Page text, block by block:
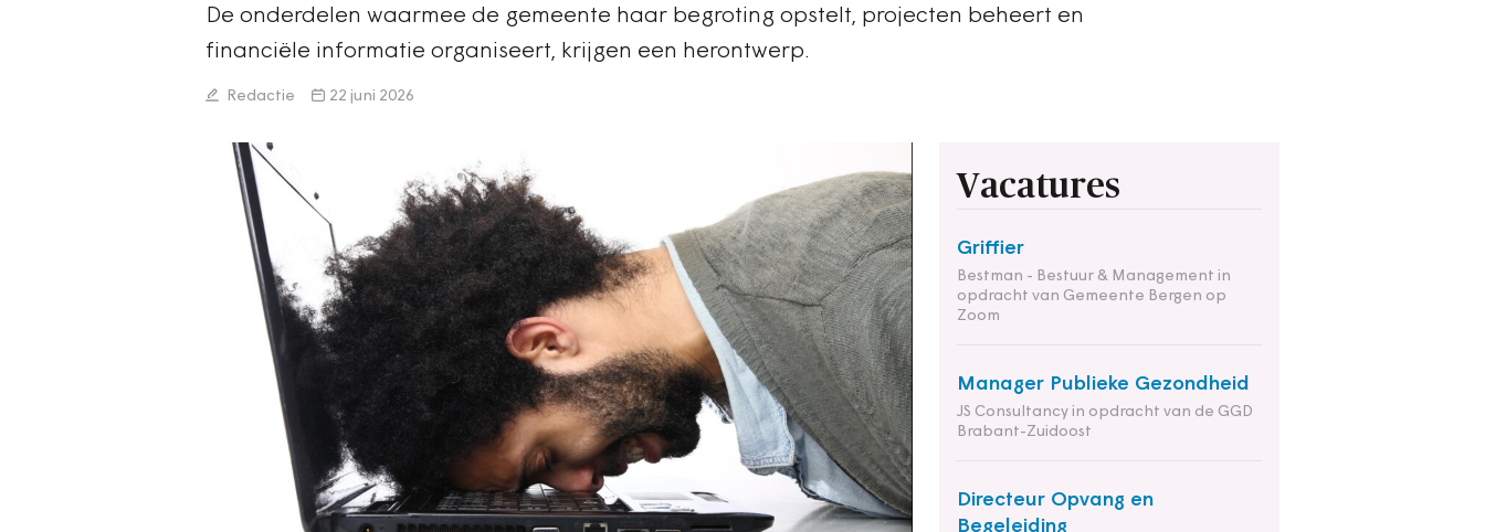
De onderdelen waarmee de gemeente haar begroting opstelt, projecten beheert en
financiële informatie organiseert, krijgen een herontwerp.
Redactie 22 juni 2026
Vacatures
Griffier
Bestman - Bestuur & Management in
opdracht van Gemeente Bergen op
Zoom
Manager Publieke Gezondheid
JS Consultancy in opdracht van de GGD
Brabant-Zuidoost
Directeur Opvang en
Begeleiding